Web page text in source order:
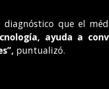
que el
ayuda a
puntualizó.